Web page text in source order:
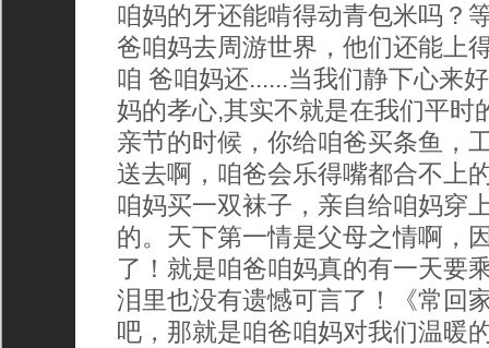
咱妈的牙还能啃得动青包米吗？
爸咱妈去周游世界，他们还能上
咱 爸咱妈还......当我们静下心来
妈的孝心,其实不就是在我们平时
亲节的时候，你给咱爸买条鱼，
送去啊，咱爸会乐得嘴都合不上
咱妈买一双袜子，亲自给咱妈穿
的。天下第一情是父母之情啊，
了！就是咱爸咱妈真的有一天要
泪里也没有遗憾可言了！《常回
吧，那就是咱爸咱妈对我们温暖